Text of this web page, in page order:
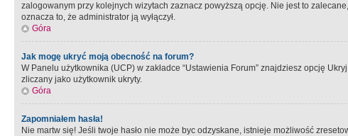
zalogowanym przy kolejnych wizytach zaznacz powyższą opcję. Nie jest to
oznacza to, że administrator ją wyłączył.
Góra
Jak mogę ukryć moją obecność na forum?
W Panelu użytkownika (UCP) w zakładce “Ustawienia Forum” znajdziesz opcję
zliczany jako użytkownik ukryty.
Góra
Zapomniałem hasła!
Nie martw się! Jeśli twoje hasło nie może byc odzyskane, istnieje możliwość